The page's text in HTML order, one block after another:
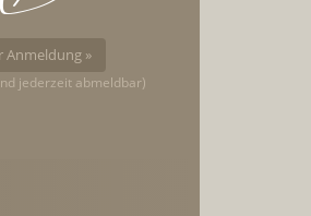
Anmeldung »
jederzeit abmeldbar)